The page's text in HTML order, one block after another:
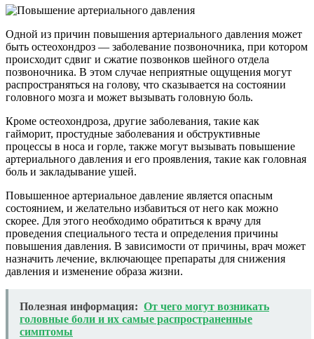
Одной из причин повышения артериального давления может
быть остеохондроз — заболевание позвоночника, при котором
происходит сдвиг и сжатие позвонков шейного отдела
позвоночника. В этом случае неприятные ощущения могут
распространяться на голову, что сказывается на состоянии
головного мозга и может вызывать головную боль.
Кроме остеохондроза, другие заболевания, такие как
гайморит, простудные заболевания и обструктивные
процессы в носа и горле, также могут вызывать повышение
артериального давления и его проявления, такие как головная
боль и закладывание ушей.
Повышенное артериальное давление является опасным
состоянием, и желательно избавиться от него как можно
скорее. Для этого необходимо обратиться к врачу для
проведения специального теста и определения причины
повышения давления. В зависимости от причины, врач может
назначить лечение, включающее препараты для снижения
давления и изменение образа жизни.
Полезная информация: От чего могут возникать
головные боли и их самые распространенные
симптомы